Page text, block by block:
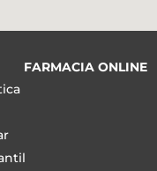
FARMACIA ONLINE